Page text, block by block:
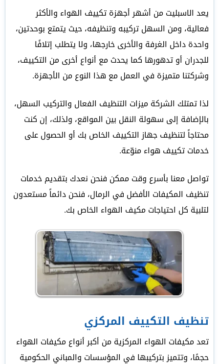
يعد الاسبليت من أشهر أجهزة تكييف الهواء والأكثر
فعالية، ومن السهل تركيبه وتنظيفه، حيث يتمتع بوحدتين،
واحدة داخل الغرفة والأخرى خارجها، ولا يتطلب إتلافًا
للجدران أو تدهورها كما يحدث مع أنواع أخرى من التكييف،
وشركتنا متميزة في العمل مع هذا النوع من الأجهزة.
لذا تمتلك الشركة ميزات التنظيف الفعال والتركيب السهل،
بالإضافة إلى سهولة النقل بين المواقع، ولذلك، إن كنت
محتاجاً لتنظيف جهاز التكييف الخاص بك أو الحصول على
خدمات تكييف هواء منوّعة.
تواصل معنا بأسرع وقت ممكن فنحن نعدك بتقديم خدمات
تنظيف المكيفات الأفضل في الرمال، فنحن دائماً مستعدون
لتلبية كل احتياجات مكيف الهواء الخاص بك.
تنظيف التكييف المركزي
تعد مكيفات الهواء المركزية من أكبر أنواع مكيفات الهواء
حجمًا، وتتميز بتركيبها في المؤسسات والمباني الحكومية